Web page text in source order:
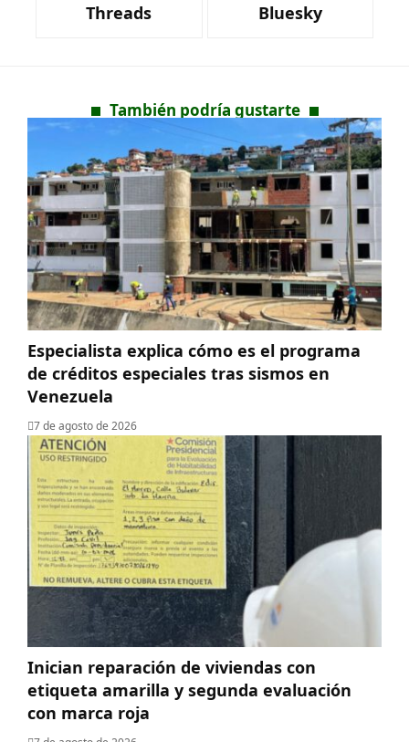
Threads Bluesky
También podría gustarte
Especialista explica cómo es el programa
de créditos especiales tras sismos en
Venezuela
7 de agosto de 2026
Inician reparación de viviendas con
etiqueta amarilla y segunda evaluación
con marca roja